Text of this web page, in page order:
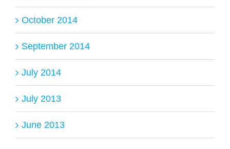
October 2014
September 2014
July 2014
July 2013
June 2013